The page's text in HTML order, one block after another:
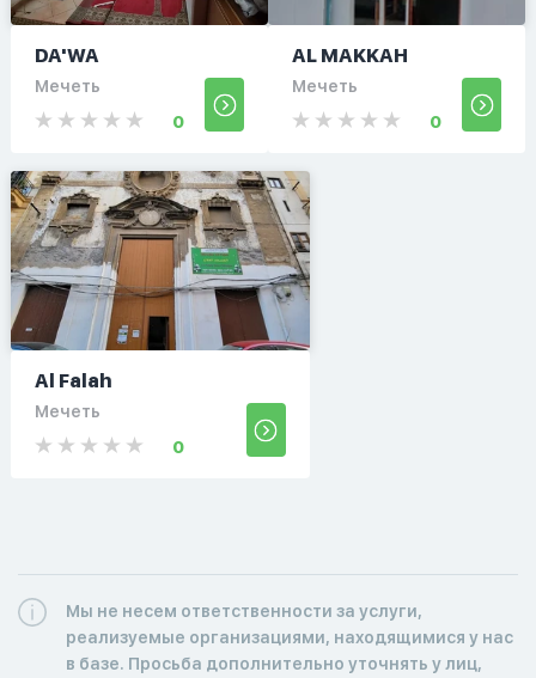
DA'WA
Мечеть
0
AL MAKKAH
Мечеть
0
Al Falah
Мечеть
0
Мы не несем ответственности за услуги,
реализуемые организациями, находящимися у нас
в базе. Просьба дополнительно уточнять у лиц,